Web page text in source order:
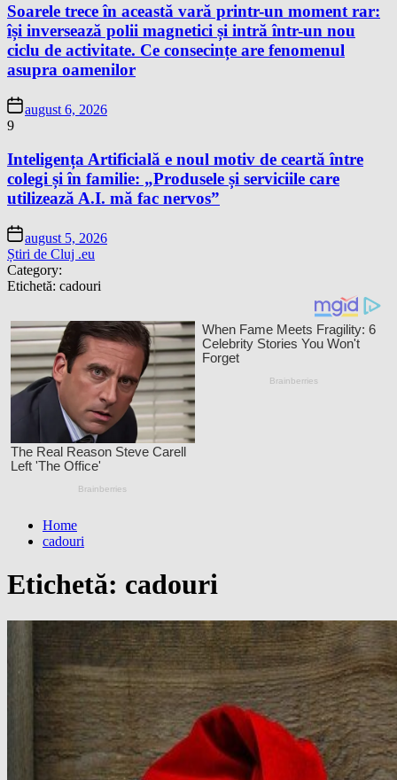
Soarele trece în această vară printr-un moment rar:
își inversează polii magnetici și intră într-un nou
ciclu de activitate. Ce consecințe are fenomenul
asupra oamenilor
august 6, 2026
9
Inteligența Artificială e noul motiv de ceartă între
colegi și în familie: „Produsele și serviciile care
utilizează A.I. mă fac nervos”
august 5, 2026
Știri de Cluj .eu
Category:
Etichetă: cadouri
Home
cadouri
Etichetă: cadouri